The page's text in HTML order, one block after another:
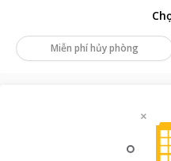
Miễn phí hủy phòng